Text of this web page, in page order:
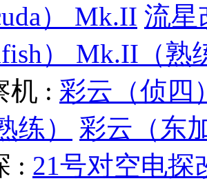
） Mk.II 流星
） Mk.II（熟
机 : 彩云（侦四
练）
彩云（东
: 21号对空电探